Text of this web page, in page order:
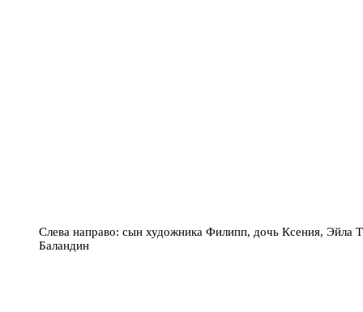
Слева направо: сын художника Филипп, дочь Ксения, Эйла
Баландин